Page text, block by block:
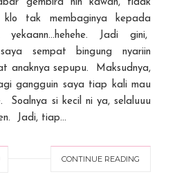
gembira nih kawan, tidak
tak membaginya kepada
yekaann...hehehe. Jadi gini,
sempat bingung nyariin
anaknya sepupu. Maksudnya,
gangguin saya tiap kali mau
Soalnya si kecil ni ya, selaluuu
Jadi, tiap...
CONTINUE READING